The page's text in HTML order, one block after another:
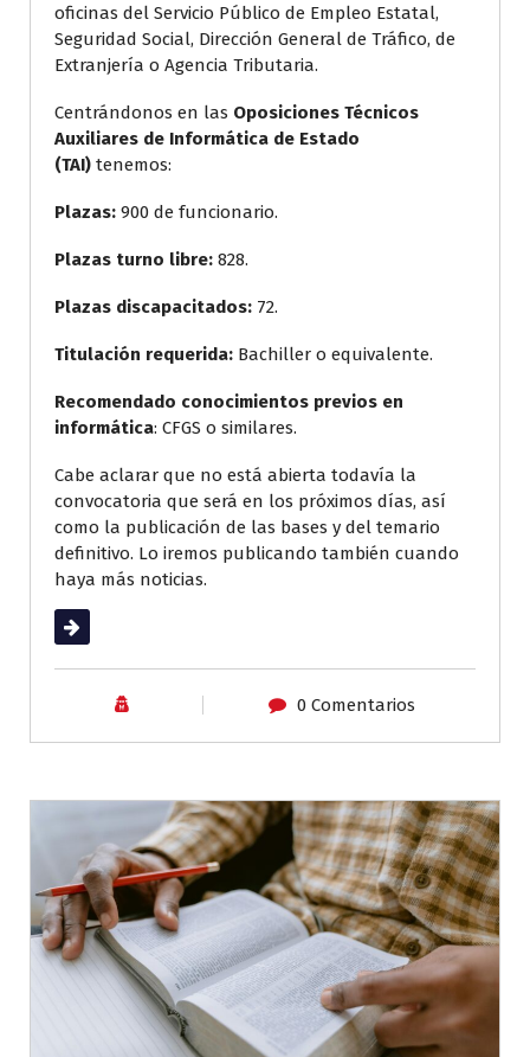
oficinas del Servicio Público de Empleo Estatal,
Seguridad Social, Dirección General de Tráfico, de
Extranjería o Agencia Tributaria.
Centrándonos en las Oposiciones Técnicos
Auxiliares de Informática de Estado
(TAI) tenemos:
Plazas: 900 de funcionario.
Plazas turno libre: 828.
Plazas discapacitados: 72.
Titulación requerida: Bachiller o equivalente.
Recomendado conocimientos previos en
informática: CFGS o similares.
Cabe aclarar que no está abierta todavía la
convocatoria que será en los próximos días, así
como la publicación de las bases y del temario
definitivo. Lo iremos publicando también cuando
haya más noticias.
Leer más
0 Comentarios